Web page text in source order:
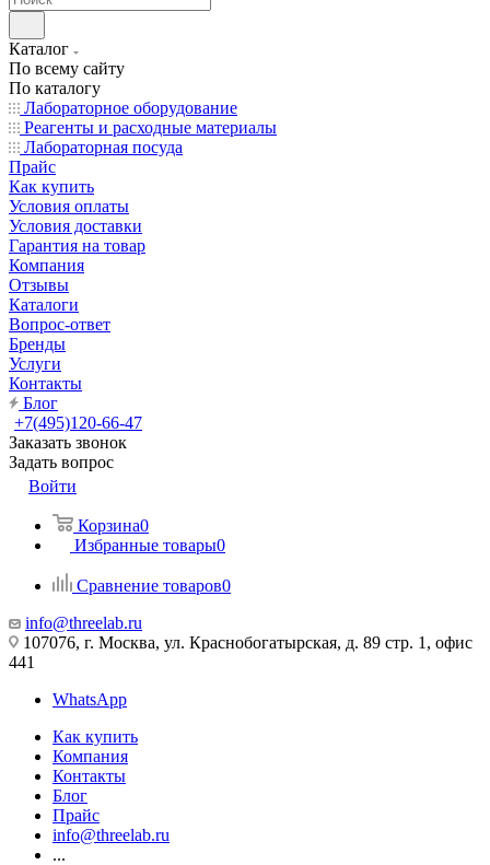
Каталог
По всему сайту
По каталогу
Лабораторное оборудование
Реагенты и расходные материалы
Лабораторная посуда
Прайс
Как купить
Условия оплаты
Условия доставки
Гарантия на товар
Компания
Отзывы
Каталоги
Вопрос-ответ
Бренды
Услуги
Контакты
Блог
+7(495)120-66-47
Заказать звонок
Задать вопрос
Войти
Корзина0
Избранные товары0
Сравнение товаров0
info@threelab.ru
107076, г. Москва, ул. Краснобогатырская, д. 89 стр. 1, офис
441
WhatsApp
Как купить
Компания
Контакты
Блог
Прайс
info@threelab.ru
...